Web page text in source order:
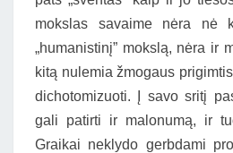
mokslas savaime nėra nė
„humanistinį” mokslą, nėra ir
kitą nulemia žmogaus
dichotomizuoti. Į savo sritį
gali patirti ir malonumą, ir
Graikai neklydo gerbdami